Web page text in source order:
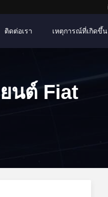
ติดต่อเรา เหตุการณ์ที่เกิดขึ้น
นต์ Fiat